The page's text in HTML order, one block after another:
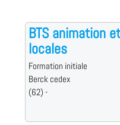
BTS animation
locales
Formation initiale
Berck cedex
(62) -